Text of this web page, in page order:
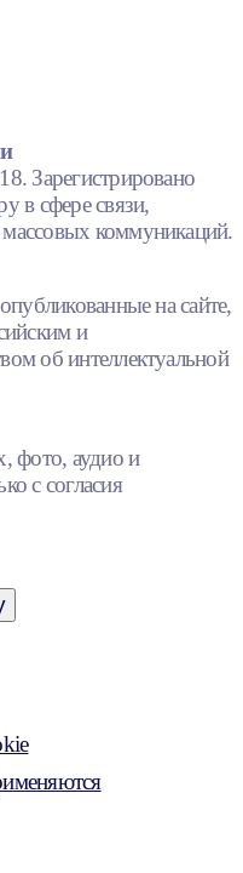
Зарегистрировано
в сфере связи,
коммуникаций.
на сайте,
и
об интеллектуальной
фото, аудио и
с согласия